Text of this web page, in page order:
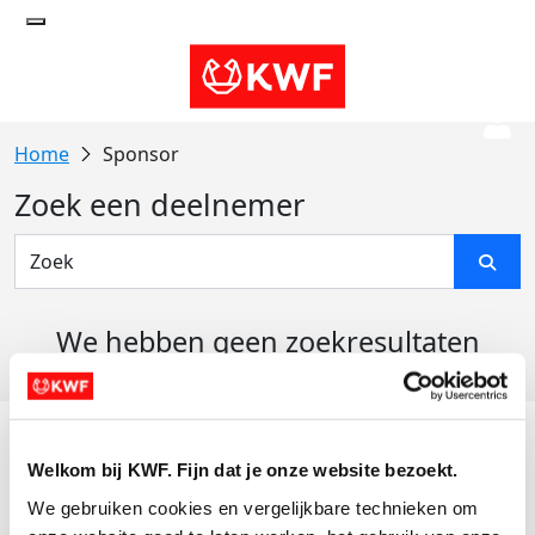
Welkom bij KWF. Fijn dat je onze website bezoekt.
We gebruiken cookies en vergelijkbare technieken om
Sponsor
Zoek een deelnemer
We hebben geen zoekresultaten
Actiematerialen
Evenementen